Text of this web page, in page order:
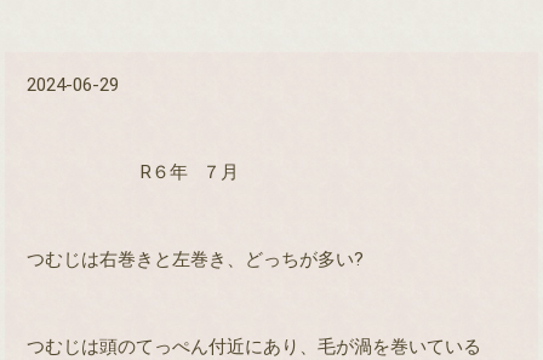
2024-06-29
R６年 ７ 月
つむじは右巻きと左巻き、どっちが多い?
つむじは頭のてっぺん付近にあり、毛が渦を巻いている